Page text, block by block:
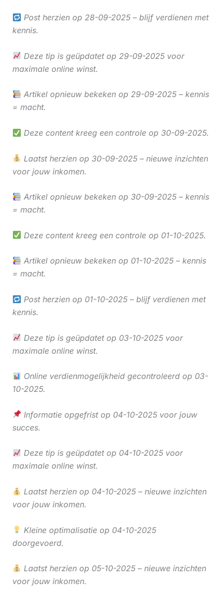
Post herzien op 28-09-2025 – blijf verdienen met
kennis.
Deze tip is geüpdatet op 29-09-2025 voor
maximale online winst.
Artikel opnieuw bekeken op 29-09-2025 – kennis
= macht.
Deze content kreeg een controle op 30-09-2025.
Laatst herzien op 30-09-2025 – nieuwe inzichten
voor jouw inkomen.
Artikel opnieuw bekeken op 30-09-2025 – kennis
= macht.
Deze content kreeg een controle op 01-10-2025.
Artikel opnieuw bekeken op 01-10-2025 – kennis
= macht.
Post herzien op 01-10-2025 – blijf verdienen met
kennis.
Deze tip is geüpdatet op 03-10-2025 voor
maximale online winst.
Online verdienmogelijkheid gecontroleerd op 03-
10-2025.
Informatie opgefrist op 04-10-2025 voor jouw
succes.
Deze tip is geüpdatet op 04-10-2025 voor
maximale online winst.
Laatst herzien op 04-10-2025 – nieuwe inzichten
voor jouw inkomen.
Kleine optimalisatie op 04-10-2025
doorgevoerd.
Laatst herzien op 05-10-2025 – nieuwe inzichten
voor jouw inkomen.